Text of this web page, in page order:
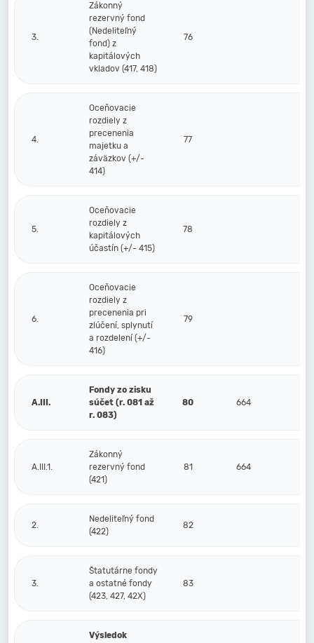
3.
Zákonný
rezervný fond
(Nedeliteľný
fond) z
kapitálových
vkladov (417, 418)
76
4.
Oceňovacie
rozdiely z
precenenia
majetku a
záväzkov (+/-
414)
77
5.
Oceňovacie
rozdiely z
kapitálových
účastín (+/- 415)
78
6.
Oceňovacie
rozdiely z
precenenia pri
zlúčení, splynutí
a rozdelení (+/-
416)
79
A.III.
Fondy zo zisku
súčet (r. 081 až
r. 083)
80 664
A.III.1.
Zákonný
rezervný fond
(421)
81 664
2.
Nedeliteľný fond
(422)
82
3.
Štatutárne fondy
a ostatné fondy
(423, 427, 42X)
83
Výsledok